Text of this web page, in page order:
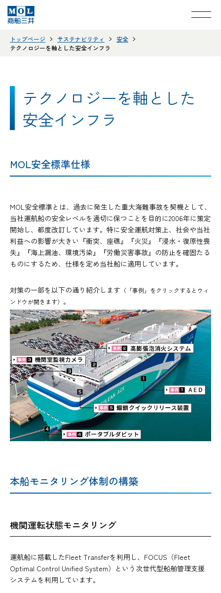
トップページ サステナビリティ
安全
テクノロジーを軸とした安全インフラ
テクノロジーを軸とした
安全インフラ
MOL安全標準仕様
MOL安全標準とは、過去に発生した重大海難事故を契機として、
当社運航船の安全レベルを適切に保つことを目的に2006年に策定
開始し、都度改訂しています。特に安全運航対策上、社会や当社
利益への影響が大きい『衝突、座礁』『火災』『浸水・復原性喪
失』『海上漏油、環境汚染』『労働災害事故』の防止を確固たる
ものにするため、仕様を定め当社船に適用しています。
対策の一部を以下の通り紹介します （「事例」をクリックするとウィ
ンドウが開きます） 。
本船モニタリング体制の構築
機関運転状態モニタリング
運航船に搭載したFleet Transferを利用し、FOCUS（Fleet
Optimal Control Unified System）という次世代型船舶管理支援
システムを利用しています。